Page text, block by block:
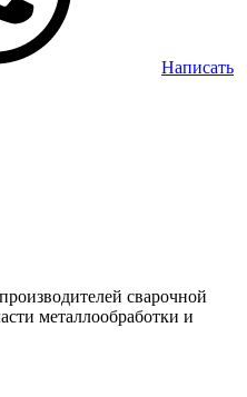
Написать
сварочной
металлообработки и